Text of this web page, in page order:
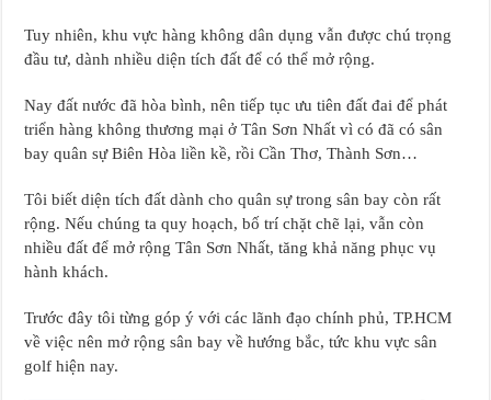
Tuy nhiên, khu vực hàng không dân dụng vẫn được chú trọng
đầu tư, dành nhiều diện tích đất để có thể mở rộng.
Nay đất nước đã hòa bình, nên tiếp tục ưu tiên đất đai để phát
triển hàng không thương mại ở Tân Sơn Nhất vì có đã có sân
bay quân sự Biên Hòa liền kề, rồi Cần Thơ, Thành Sơn…
Tôi biết diện tích đất dành cho quân sự trong sân bay còn rất
rộng. Nếu chúng ta quy hoạch, bố trí chặt chẽ lại, vẫn còn
nhiều đất để mở rộng Tân Sơn Nhất, tăng khả năng phục vụ
hành khách.
Trước đây tôi từng góp ý với các lãnh đạo chính phủ, TP.HCM
về việc nên mở rộng sân bay về hướng bắc, tức khu vực sân
golf hiện nay.